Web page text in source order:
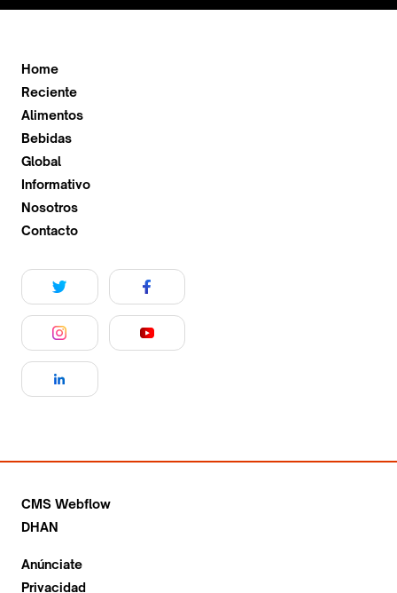
Home
Reciente
Alimentos
Bebidas
Global
Informativo
Nosotros
Contacto
CMS Webflow
DHAN
Anúnciate
Privacidad